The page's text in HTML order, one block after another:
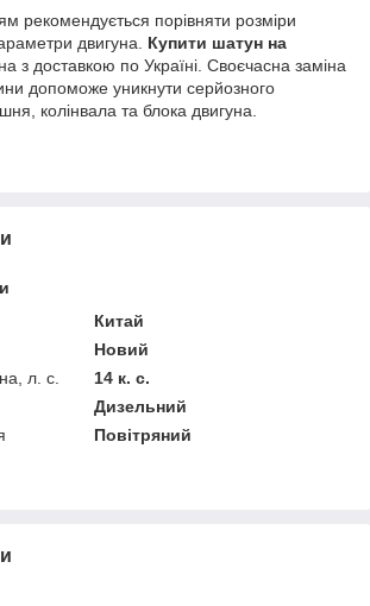
рекомендується порівняти розміри
двигуна. Купити шатун на
з доставкою по Україні. Своєчасна заміна
допоможе уникнути серйозного
колінвала та блока двигуна.
Китай
Новий
л. с.
14 к. с.
Дизельний
Повітряний